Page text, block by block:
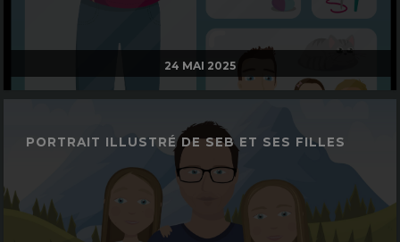
24 MAI 2025
PORTRAIT ILLUSTRÉ DE SEB ET SES FILLES